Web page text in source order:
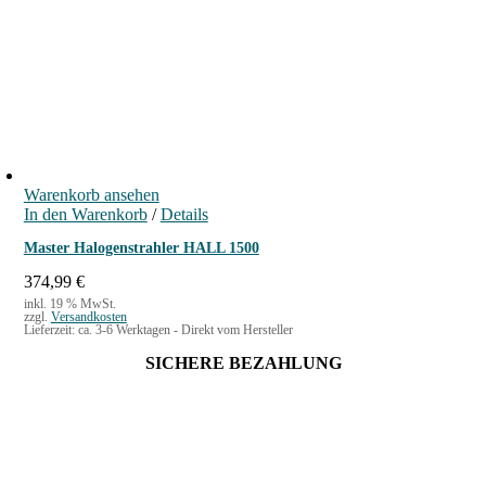
Warenkorb ansehen
In den Warenkorb / Details
Master Halogenstrahler HALL 1500
374,99 €
inkl. 19 % MwSt.
zzgl. Versandkosten
Lieferzeit: ca. 3-6 Werktagen - Direkt vom Hersteller
SICHERE BEZAHLUNG